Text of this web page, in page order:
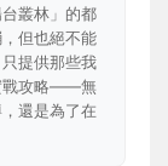
叢林」的都
但也絕不能
提供那些我
戰攻略——無
還是為了在